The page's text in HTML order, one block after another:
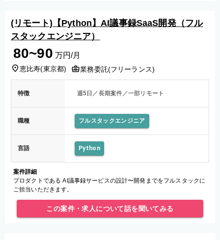
(リモート)【Python】AI議事録SaaS開発（フル
スタックエンジニア）
80~90 万円/月
恵比寿(東京都) 業務委託(フリーランス)
特徴 週5日／長期案件／一部リモート
職種 フルスタックエンジニア
言語 Python
案件詳細
プロダクトである AI議事録サービスの設計〜開発までをフルスタックに
ご担当いただきます。
この案件・求人について話を聞いてみる